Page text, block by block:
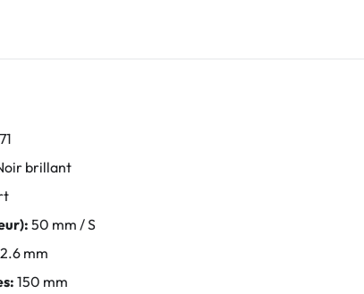
brillant
50 mm / S
mm
150 mm